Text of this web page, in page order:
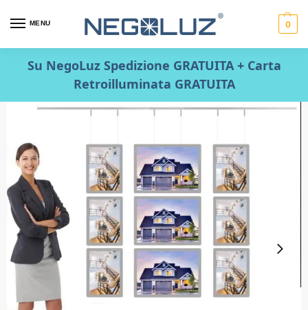
MENU 0
Su NegoLuz Spedizione GRATUITA + Carta
Retroilluminata GRATUITA